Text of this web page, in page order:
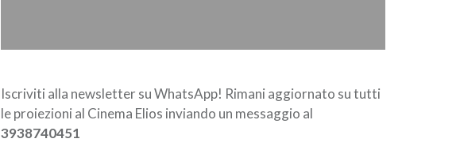
Iscriviti alla newsletter su WhatsApp! Rimani aggiornato su tutti
le proiezioni al Cinema Elios inviando un messaggio al
3938740451